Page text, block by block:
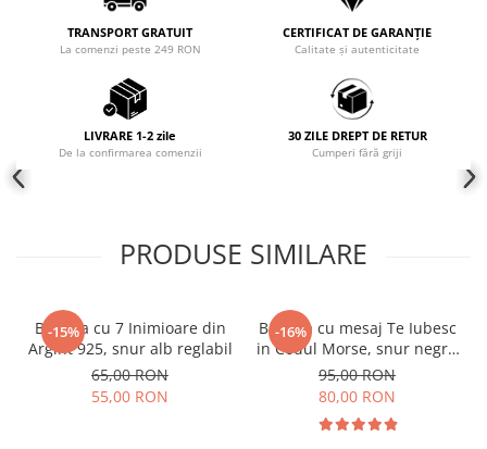
COLIERE
Coliere cu mărgele colorate și
Coliere cu pietre semiprețioase
TRANSPORT GRATUIT
La comenzi peste 249 RON
CERTIFICAT DE GARANȚIE
Calitate și autenticitate
LIVRARE 1-2 zile
De la confirmarea comenzii
30 ZILE DREPT DE RETUR
Cumperi fără griji
PRODUSE SIMILARE
-15%
Bratara cu 7 Inimioare din
Argint 925, snur alb reglabil
65,00 RON
55,00 RON
-16%
Bratara cu mesaj Te Iubesc
in Codul Morse, snur negru
reglabil
95,00 RON
80,00 RON